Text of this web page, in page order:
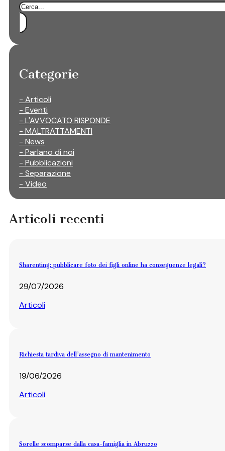
Cerca
Categorie
- Articoli
- Eventi
- L'AVVOCATO RISPONDE
- MALTRATTAMENTI
- News
- Parlano di noi
- Pubblicazioni
- Separazione
- Video
Articoli recenti
Sharenting: pubblicare foto dei figli online ha conseguenze legali?
29/07/2026
Articoli
Richiesta tardiva dell’assegno di mantenimento
19/06/2026
Articoli
Sorelle scomparse dalla casa-famiglia in Abruzzo